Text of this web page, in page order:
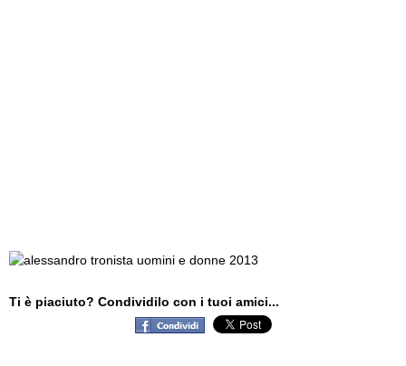
Ti è piaciuto? Condividilo con i tuoi amici...